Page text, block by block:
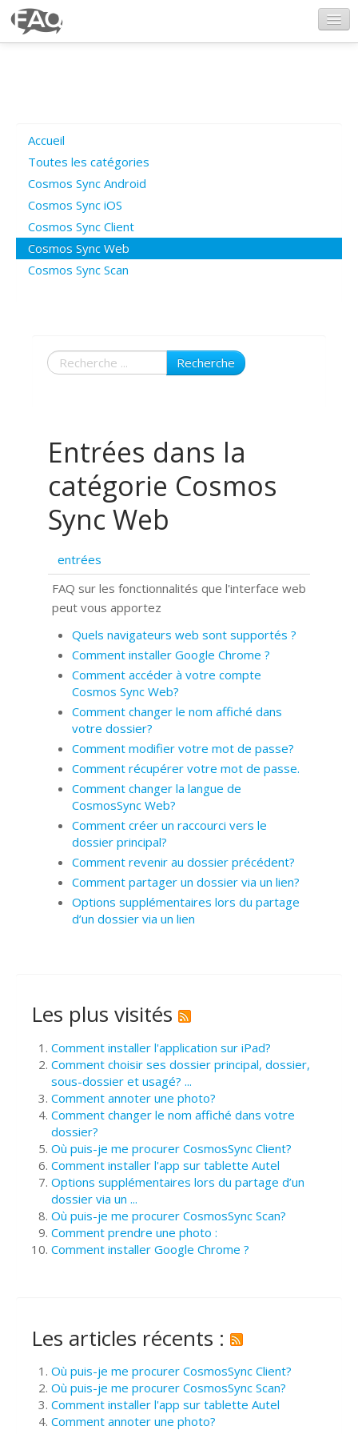
Poser une question
Questions ouvertes
Connexion
Accueil
Toutes les catégories
Cosmos Sync Android
Cosmos Sync iOS
Cosmos Sync Client
Cosmos Sync Web
Cosmos Sync Scan
Recherche
Entrées dans la
catégorie Cosmos
Sync Web
entrées
FAQ sur les fonctionnalités que l'interface web
peut vous apportez
Quels navigateurs web sont supportés ?
Comment installer Google Chrome ?
Comment accéder à votre compte
Cosmos Sync Web?
Comment changer le nom affiché dans
votre dossier?
Comment modifier votre mot de passe?
Comment récupérer votre mot de passe.
Comment changer la langue de
CosmosSync Web?
Comment créer un raccourci vers le
dossier principal?
Comment revenir au dossier précédent?
Comment partager un dossier via un lien?
Options supplémentaires lors du partage
d’un dossier via un lien
Les plus visités
Comment installer l'application sur iPad?
Comment choisir ses dossier principal, dossier,
sous-dossier et usagé? ...
Comment annoter une photo?
Comment changer le nom affiché dans votre
dossier?
Où puis-je me procurer CosmosSync Client?
Comment installer l'app sur tablette Autel
Options supplémentaires lors du partage d’un
dossier via un ...
Où puis-je me procurer CosmosSync Scan?
Comment prendre une photo :
Comment installer Google Chrome ?
Les articles récents :
Où puis-je me procurer CosmosSync Client?
Où puis-je me procurer CosmosSync Scan?
Comment installer l'app sur tablette Autel
Comment annoter une photo?